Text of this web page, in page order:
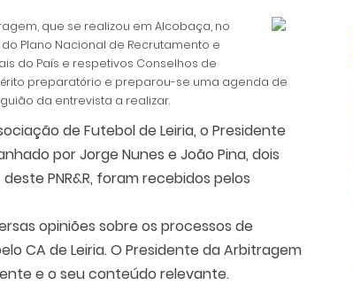
que se realizou em Alcobaça, no
Plano Nacional de Recrutamento e
do País e respetivos Conselhos de
preparatório e preparou-se uma agenda de
da entrevista a realizar.
de Futebol de Leiria, o Presidente
por Jorge Nunes e João Pina, dois
PNR&R, foram recebidos pelos
opiniões sobre os processos de
CA de Leiria. O Presidente da Arbitragem
e o seu conteúdo relevante.